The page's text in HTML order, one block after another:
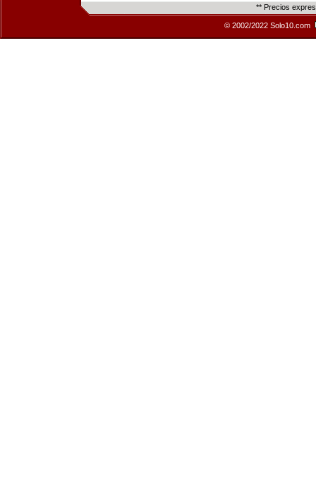
** Precios
© 2002/2022 Solo10.com